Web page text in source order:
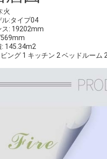
火
ル:タイプ04
ス: 19202mm
: 145.34m2
ング 1 キッチン 2 ベッドルーム